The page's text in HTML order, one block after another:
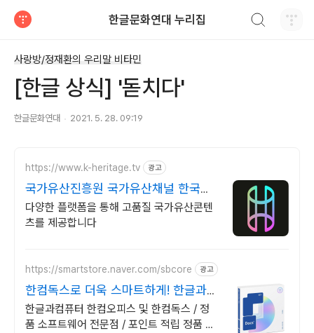
한글문화연대 누리집
사랑방/정재환의 우리말 비타민
[한글 상식] '돋치다'
한글문화연대 2021. 5. 28. 09:19
https://www.k-heritage.tv 광고
국가유산진흥원 국가유산채널 한국의
세계유산 영상
다양한 플랫폼을 통해 고품질 국가유산콘텐
츠를 제공합니다
https://smartstore.naver.com/sbcore 광고
한컴독스로 더욱 스마트하게! 한글과컴
퓨터 정품 인증점
한글과컴퓨터 한컴오피스 및 한컴독스 / 정
품 소프트웨어 전문점 / 포인트 적립 정품 소